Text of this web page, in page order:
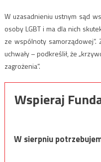
W uzasadnieniu ustnym sąd
osoby LGBT i ma dla nich
ze wspólnoty samorządowej”.
uchwały – podkreślił, że
zagrożenia”.
Wspieraj
W sierpniu